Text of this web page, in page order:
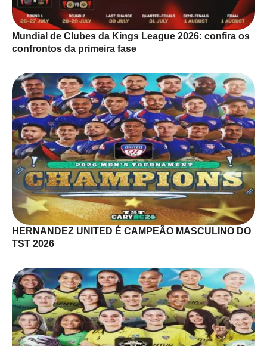
Mundial de Clubes da Kings League 2026: confira os
confrontos da primeira fase
HERNANDEZ UNITED É CAMPEÃO MASCULINO DO
TST 2026